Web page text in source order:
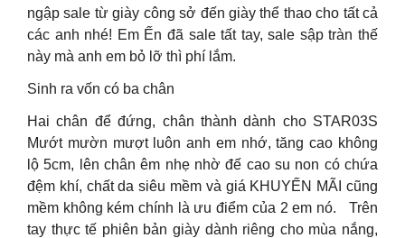
ngập sale từ giày công sở đến giày thể thao cho tất cả
các anh nhé! Em Ến đã sale tất tay, sale sập tràn thế
này mà anh em bỏ lỡ thì phí lắm.
Sinh ra vốn có ba chân
Hai chân để đứng, chân thành dành cho STAR03S
Mướt mườn mượt luôn anh em nhớ, tăng cao không
lộ 5cm, lên chân êm nhẹ nhờ đế cao su non có chứa
đệm khí, chất da siêu mềm và giá KHUYẾN MÃI cũng
mềm không kém chính là ưu điểm của 2 em nó. Trên
tay thực tế phiên bản giày dành riêng cho mùa nắng,